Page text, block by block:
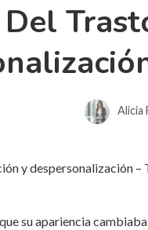
Alicia
su apariencia